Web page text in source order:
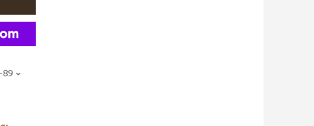
89